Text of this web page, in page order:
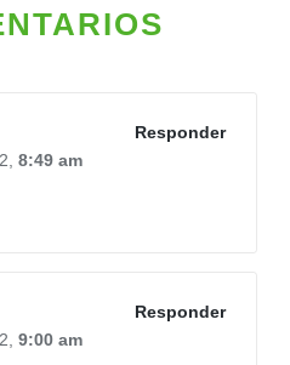
Responder
8:49 am
Responder
9:00 am